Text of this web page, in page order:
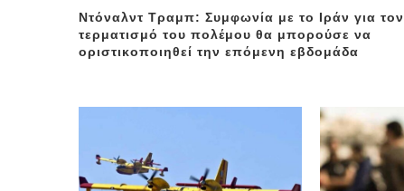
Ντόναλντ Τραμπ: Συμφωνία με το Ιράν για τον
τερματισμό του πολέμου θα μπορούσε να
οριστικοποιηθεί την επόμενη εβδομάδα